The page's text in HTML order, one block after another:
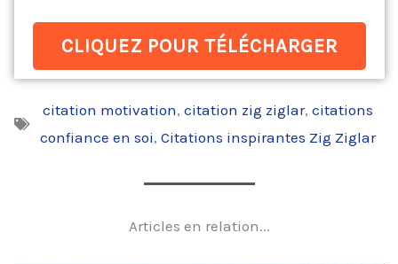
CLIQUEZ POUR TÉLÉCHARGER
citation motivation, citation zig ziglar, citations
confiance en soi, Citations inspirantes Zig Ziglar
Articles en relation...